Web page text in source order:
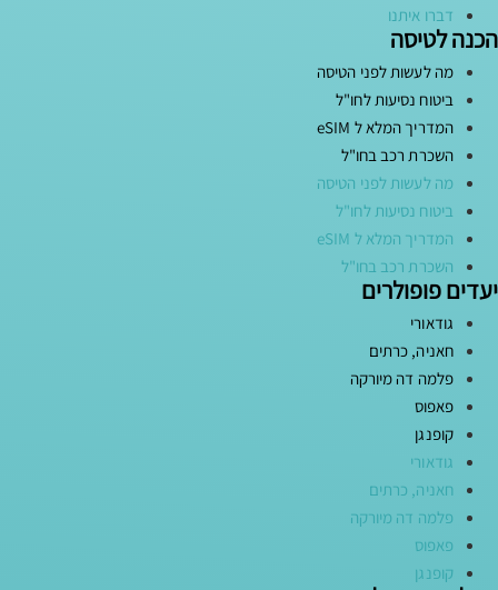
דברו איתנו
הכנה לטיסה
מה לעשות לפני הטיסה
ביטוח נסיעות לחו"ל
המדריך המלא ל eSIM
השכרת רכב בחו"ל
מה לעשות לפני הטיסה
ביטוח נסיעות לחו"ל
המדריך המלא ל eSIM
השכרת רכב בחו"ל
יעדים פופולרים
גודאורי
חאניה, כרתים
פלמה דה מיורקה
פאפוס
קופנגן
גודאורי
חאניה, כרתים
פלמה דה מיורקה
פאפוס
קופנגן